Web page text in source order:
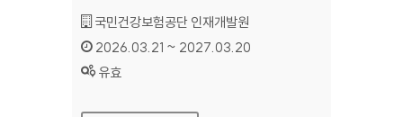
기관명 :
국민건강보험공단 인재개발원
인증기간 :
2026.03.21 ~ 2027.03.20
상태 :
유효